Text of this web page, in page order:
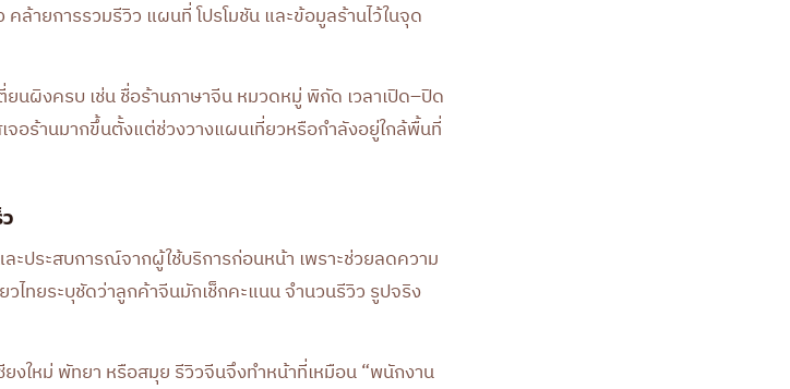
ล้ายการรวมรีวิว แผนที่ โปรโมชัน และข้อมูลร้านไว้ในจุด
นผิงครบ เช่น ชื่อร้านภาษาจีน หมวดหมู่ พิกัด เวลาเปิด–ปิด
จอร้านมากขึ้นตั้งแต่ช่วงวางแผนเที่ยวหรือกำลังอยู่ใกล้พื้นที่
ประสบการณ์จากผู้ใช้บริการก่อนหน้า เพราะช่วยลดความ
วไทยระบุชัดว่าลูกค้าจีนมักเช็กคะแนน จำนวนรีวิว รูปจริง
ยงใหม่ พัทยา หรือสมุย รีวิวจีนจึงทำหน้าที่เหมือน “พนักงาน